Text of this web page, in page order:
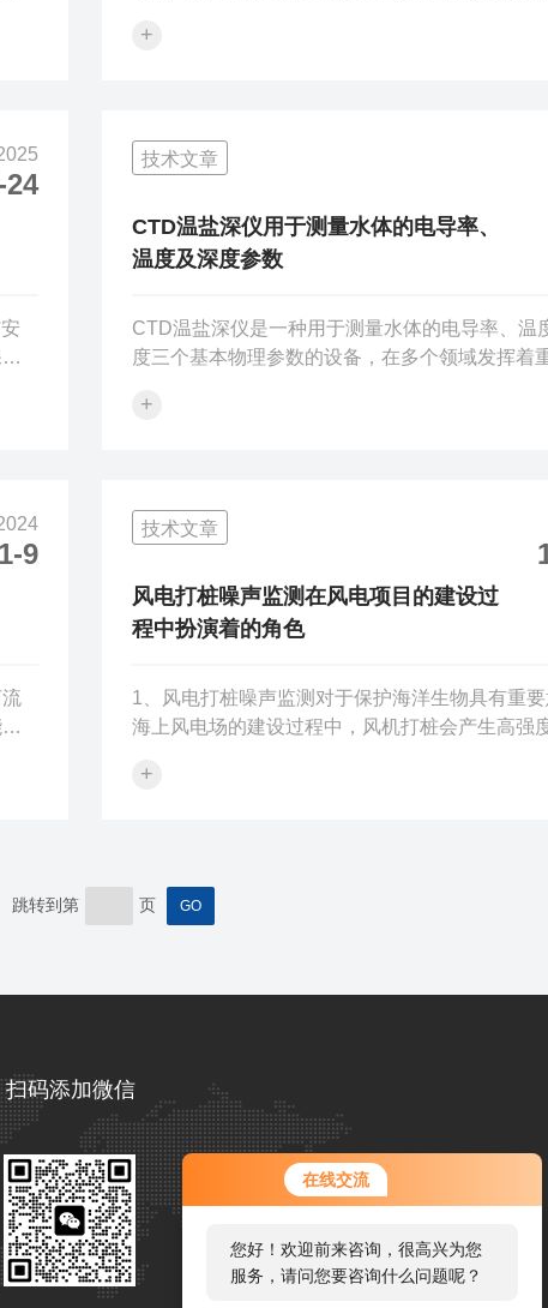
在线交流
您好！欢迎前来咨询，很高兴为您
服务，请问您要咨询什么问题呢？
部件的作用：一、控制舱电子控制作用采样指令
（如每隔5米采集一个水样）和时间间隔（如每
采样操作。数据采集与传输：它能够收集采水过
各...
+
24
技术文章
CTD温盐深仪用于测量水体的电导率、
温度及深度参数
CTD温盐深仪是一种用于测量水体的电导率、温
度三个基本物理参数的设备，在多个领域发挥着
结构分析：通过测量不同深度的水温、盐度和深
对于研究海洋环流模式至关重要。海洋环境变化
长期连续的CTD观测数据能够反映出海洋环境的
化趋势，如全球变暖对海洋温度的影响、海洋酸...
+
9
正
技术文章
风电打桩噪声监测在风电项目的建设过
程中扮演着的角色
1、风电打桩噪声监测对于保护海洋生物具有重
海上风电场的建设过程中，风机打桩会产生高强
动物等有着潜在的负面影响。通过噪声监测，可
区域和关键时期，如鱼类产卵期等。2、风电打
测也是确保项目符合环保要求的重要手段。随着
+
跳转到第 页
扫码添加微信